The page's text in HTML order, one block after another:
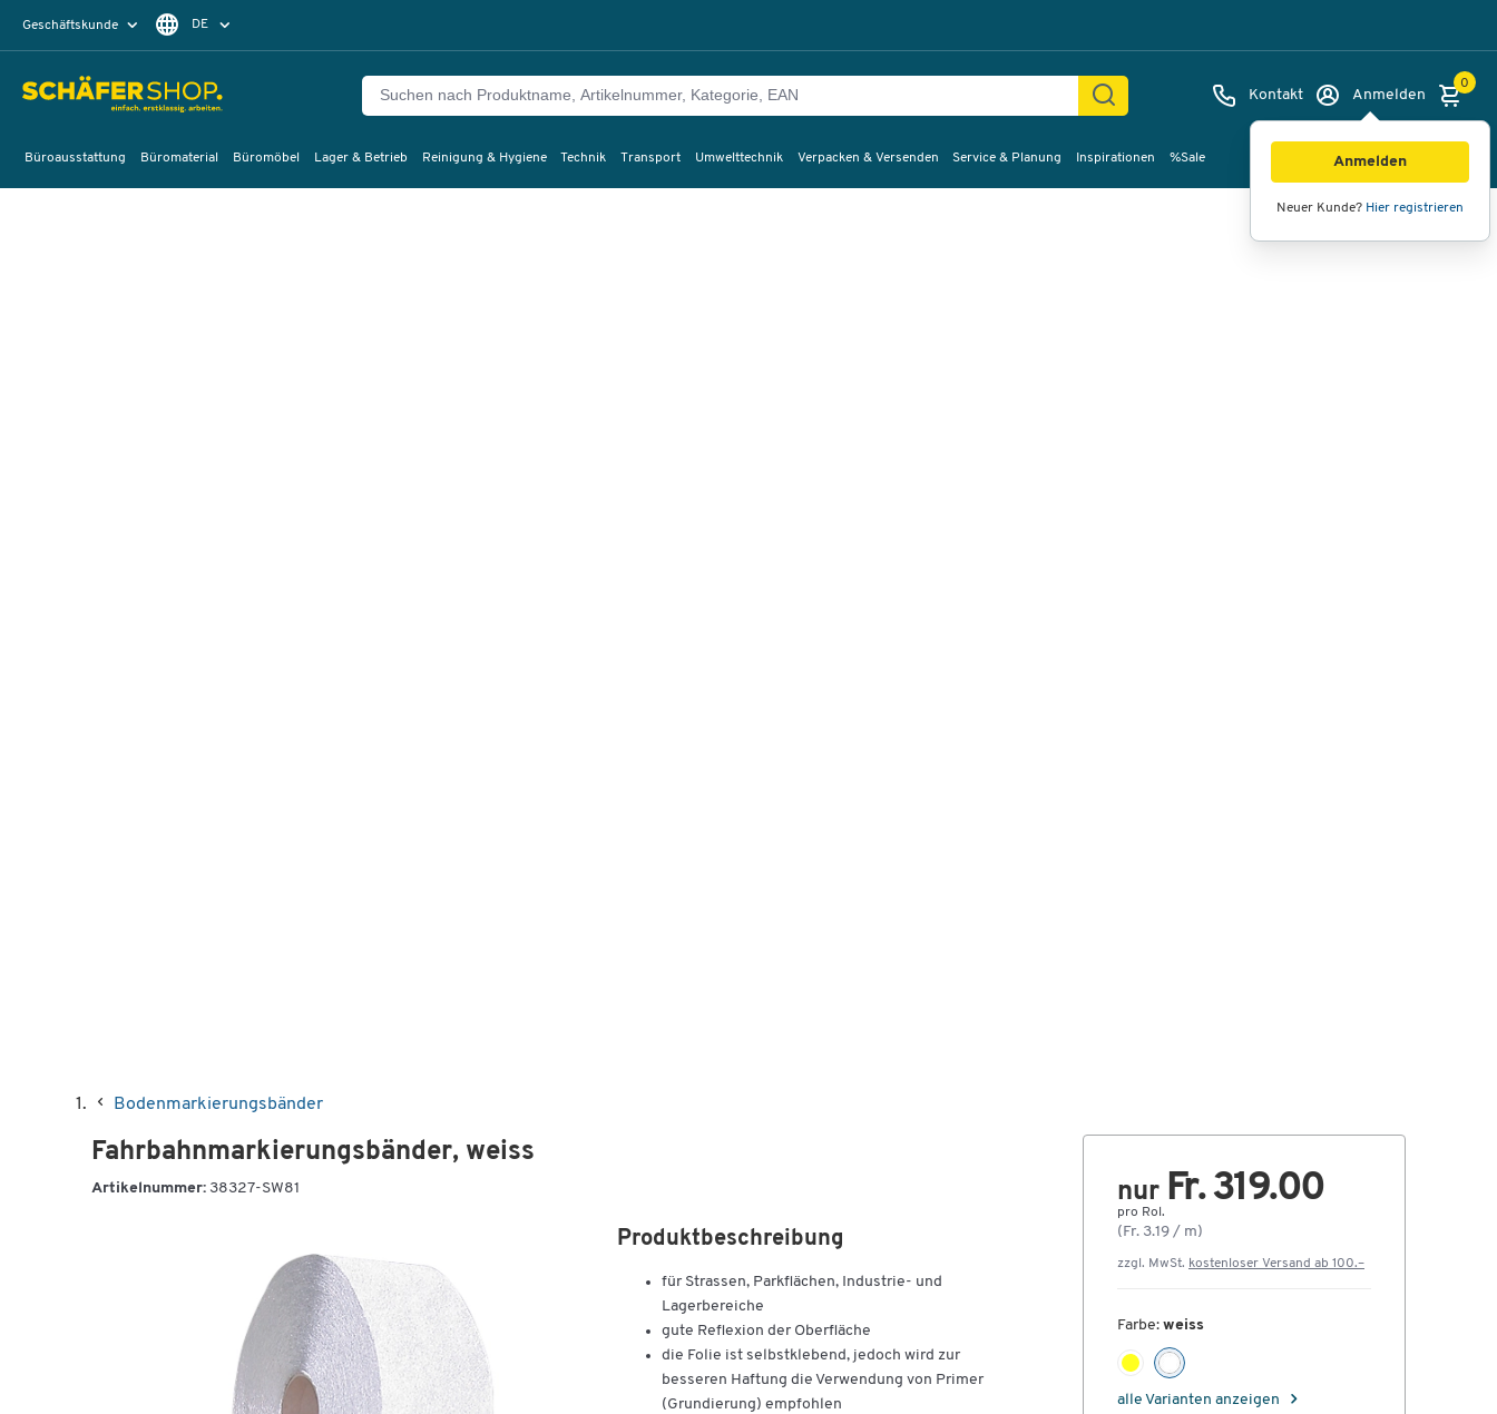
Geschäftskunde DE
EN Kontakt Anmelden
Anmelden
Neuer Kunde? Hier registrieren
0
Büroausstattung Büromaterial Büromöbel Lager & Betrieb Reinigung & Hygiene Technik Transport Umwelttechnik Verpacken & Versenden Service & Planung Inspirationen %Sale
Bodenmarkierungsbänder
Fahrbahnmarkierungsbänder, weiss
Artikelnummer: 38327-SW81
Produktbeschreibung
für Strassen, Parkflächen, Industrie- und
Lagerbereiche
gute Reflexion der Oberfläche
die Folie ist selbstklebend, jedoch wird zur
besseren Haftung die Verwendung von Primer
(Grundierung) empfohlen
nur Fr. 319.00
pro Rol.
(Fr. 3.19 / m)
zzgl. MwSt. kostenloser Versand ab 100.–
Farbe: weiss
alle Varianten anzeigen
Bilder Videos 360°-Ansicht